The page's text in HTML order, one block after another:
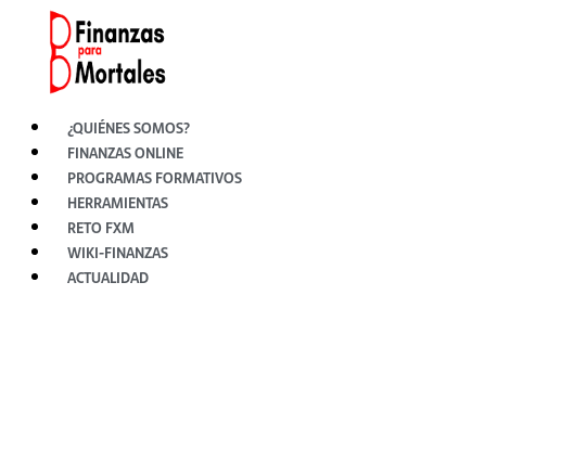
contenido
¿QUIÉNES SOMOS?
FINANZAS ONLINE
PROGRAMAS FORMATIVOS
HERRAMIENTAS
RETO FXM
WIKI-FINANZAS
ACTUALIDAD